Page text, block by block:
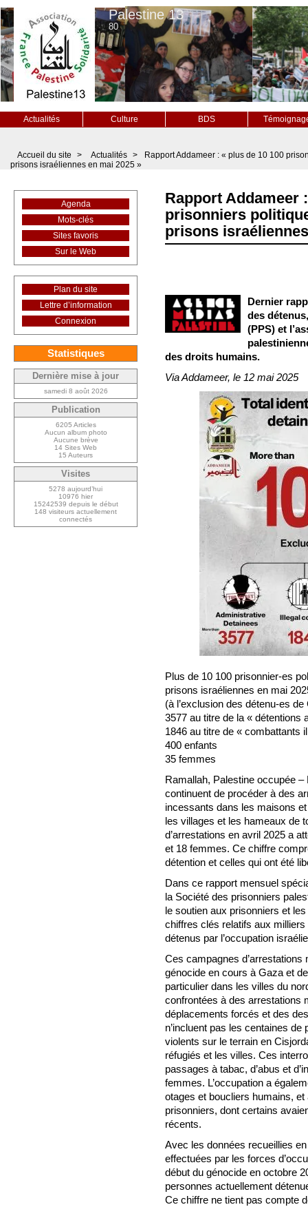
Palestine 13
80
Actualités Culture BDS
Accueil du site > Actualités >
Rapport Addameer : « plus de 10 100
prisons israéliennes en mai 2025 »
Rapport Addameer
prisonniers
prisons
Dernier
des
(PPS) et
des droits humains.
Via Addameer, le 12 mai 2025
Plus de 10 100 prisonnier-es
prisons israéliennes en mai
(à l’exclusion des détenu-es de
3577 au titre de la « détentions
1846 au titre de « combattants
400 enfants
35 femmes
Ramallah, Palestine occupée
continuent de procéder à des
incessants dans les maisons
les villages et les hameaux de
d’arrestations en avril 2025 a
et 18 femmes. Ce chiffre
détention et celles qui ont été
Dans ce rapport mensuel
la Société des prisonniers
le soutien aux prisonniers et
chiffres clés relatifs aux
détenus par l’occupation
Ces campagnes
génocide en cours à Gaza et
particulier dans les villes du
confrontées à des arrestations
déplacements forcés et des
n’incluent pas les centaines
violents sur le terrain en
réfugiés et les villes. Ces
passages à tabac, d’abus et
femmes. L’occupation a
otages et boucliers humains, et
prisonniers, dont certains
récents.
Avec les données recueillies
effectuées par les forces
début du génocide en octobre
personnes actuellement
Ce chiffre ne tient pas compte
Agenda
Mots-clés
Sites favoris
Sur le Web
Plan du site
Lettre d’information
Connexion
Statistiques
Dernière mise à jour
samedi 8 août 2026
Publication
6205 Articles
Aucun album photo
Aucune brève
14 Sites Web
15 Auteurs
Visites
5278 aujourd’hui
10976 hier
15242539 depuis le début
148 visiteurs actuellement
connectés